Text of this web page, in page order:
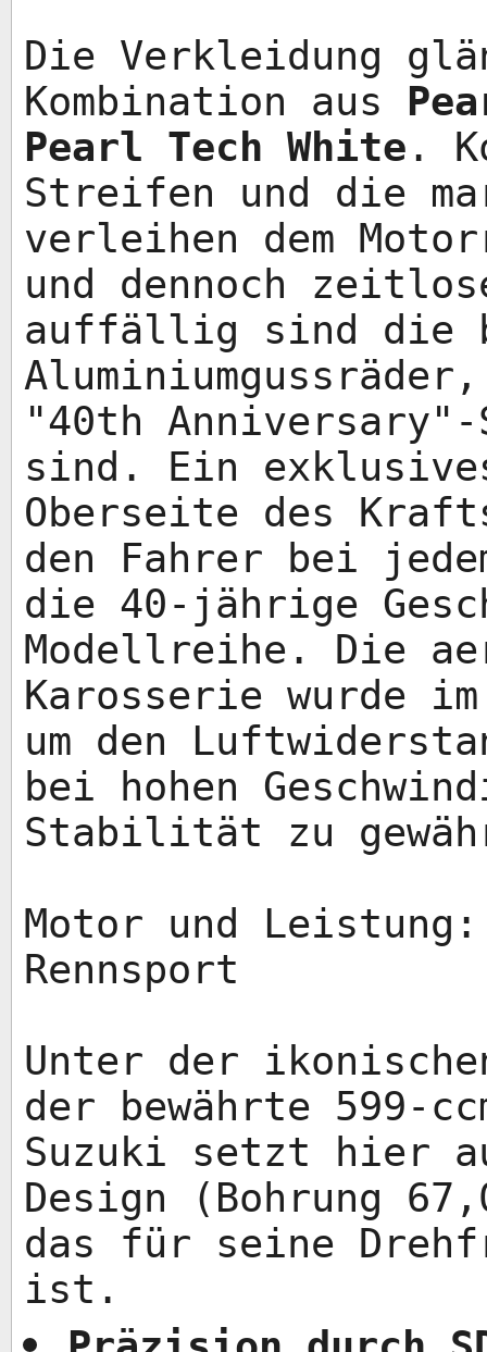
Die Verkleidung
Kombination aus
Pearl Tech White .
Streifen und die
verleihen dem
und dennoch
auffällig sind die
"40th
sind. Ein
Oberseite des
den Fahrer bei
die 40-jährige
Modellreihe. Die
Karosserie wurde
um den
bei hohen
Stabilität zu
Motor und Leistung:
Rennsport
Unter der
der bewährte 599-
Suzuki setzt hier
Design (Bohrung
das für seine
ist.